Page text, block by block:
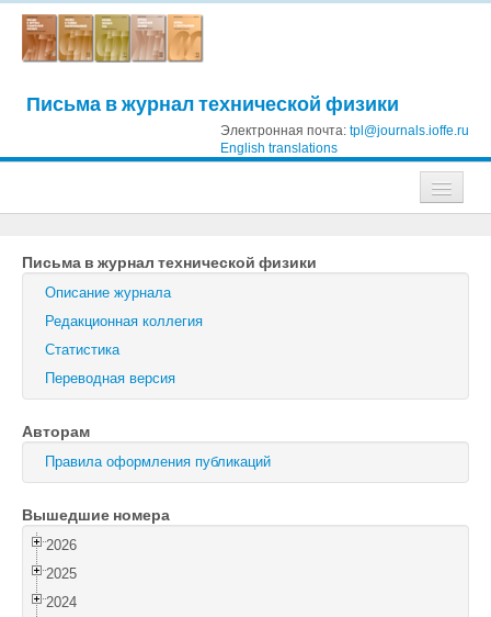
Письма в журнал технической физики
Электронная почта: tpl@journals.ioffe.ru
English translations
Журнал технической физики
Письма в Журнал технической физики
Физика твердого тела
Физика и техника полупроводников
Оптика и спектроскопия
Поиск
Войти
Письма в журнал технической физики
Описание журнала
Редакционная коллегия
Статистика
Переводная версия
Авторам
Правила оформления публикаций
Вышедшие номера
2026
2025
2024